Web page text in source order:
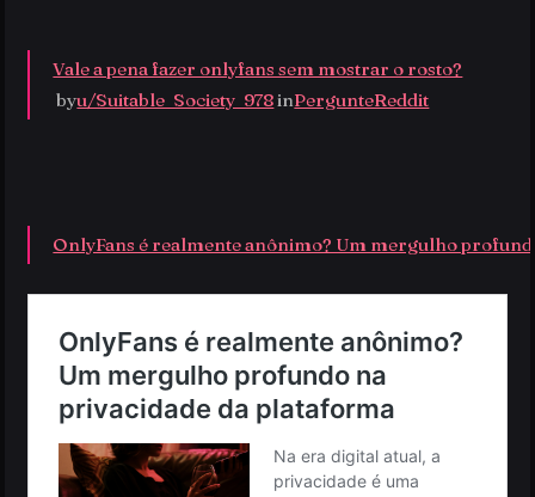
Vale a pena fazer onlyfans sem mostrar o rosto?
byu/Suitable_Society_978 inPergunteReddit
OnlyFans é realmente anônimo? Um mergulho